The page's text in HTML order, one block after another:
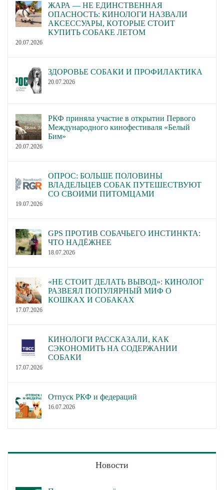
ЖАРА — НЕ ЕДИНСТВЕННАЯ
ОПАСНОСТЬ: КИНОЛОГИ НАЗВАЛИ
АКСЕССУАРЫ, КОТОРЫЕ СТОИТ
КУПИТЬ СОБАКЕ ЛЕТОМ
20.07.2026
ЗДОРОВЬЕ СОБАКИ И ПРОФИЛАКТИКА
20.07.2026
РКФ приняла участие в открытии Первого
Международного кинофестиваля «Белый
Бим»
20.07.2026
ОПРОС: БОЛЬШЕ ПОЛОВИНЫ
ВЛАДЕЛЬЦЕВ СОБАК ПУТЕШЕСТВУЮТ
СО СВОИМИ ПИТОМЦАМИ
19.07.2026
GPS ПРОТИВ СОБАЧЬЕГО ИНСТИНКТА:
ЧТО НАДЁЖНЕЕ
18.07.2026
«НЕ СТОИТ ДЕЛАТЬ ВЫВОД»: КИНОЛОГ
РАЗВЕЯЛ ПОПУЛЯРНЫЙ МИФ О
КОШКАХ И СОБАКАХ
17.07.2026
КИНОЛОГИ РАССКАЗАЛИ, КАК
СЭКОНОМИТЬ НА СОДЕРЖАНИИ
СОБАКИ
17.07.2026
Отпуск РКФ и федераций
16.07.2026
Новости